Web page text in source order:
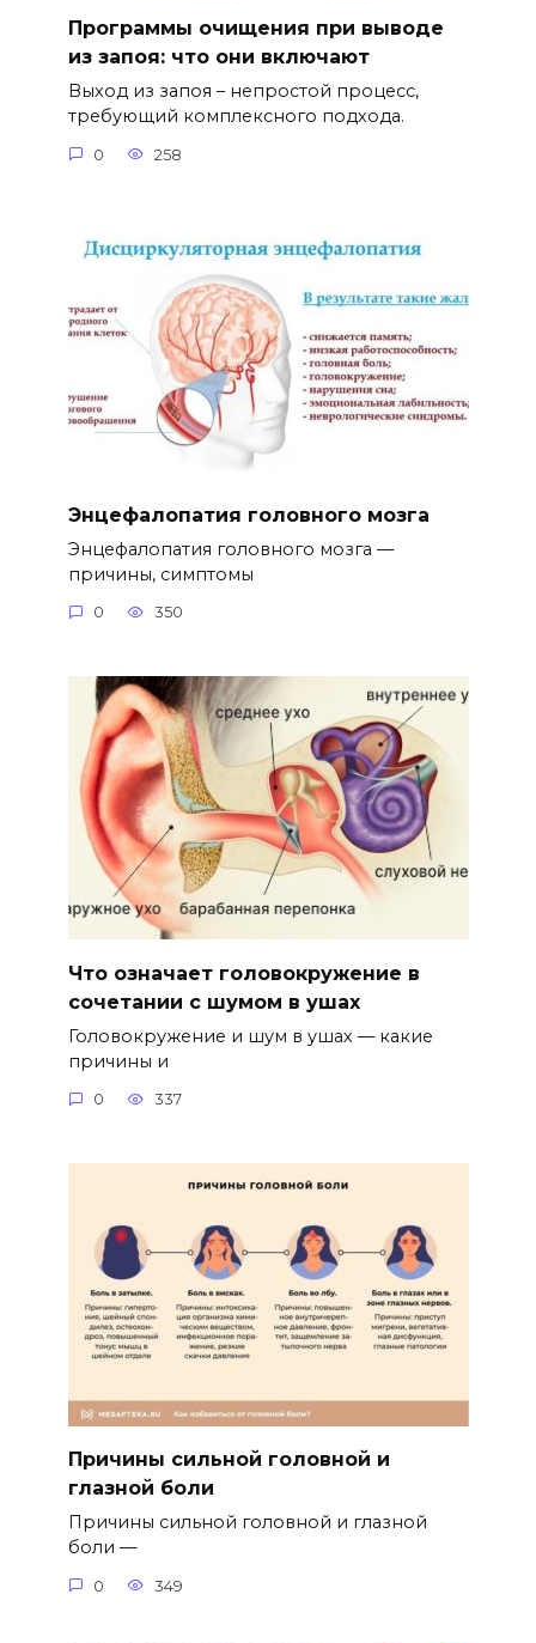
Программы очищения при выводе
из запоя: что они включают
Выход из запоя – непростой процесс,
требующий комплексного подхода.
0 258
Энцефалопатия головного мозга
Энцефалопатия головного мозга —
причины, симптомы
0 350
Что означает головокружение в
сочетании с шумом в ушах
Головокружение и шум в ушах — какие
причины и
0 337
Причины сильной головной и
глазной боли
Причины сильной головной и глазной
боли —
0 349